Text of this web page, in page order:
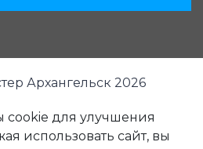
Архангельск 2026
для улучшения
использовать сайт, вы